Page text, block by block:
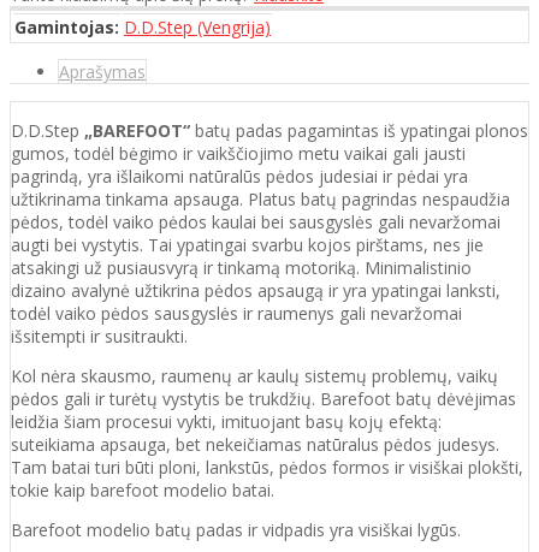
Gamintojas: D.D.Step (Vengrija)
Aprašymas
D.D.Step „BAREFOOT“ batų padas pagamintas iš ypatingai plonos
gumos, todėl bėgimo ir vaikščiojimo metu vaikai gali jausti
pagrindą, yra išlaikomi natūralūs pėdos judesiai ir pėdai yra
užtikrinama tinkama apsauga. Platus batų pagrindas nespaudžia
pėdos, todėl vaiko pėdos kaulai bei sausgyslės gali nevaržomai
augti bei vystytis. Tai ypatingai svarbu kojos pirštams, nes jie
atsakingi už pusiausvyrą ir tinkamą motoriką. Minimalistinio
dizaino avalynė užtikrina pėdos apsaugą ir yra ypatingai lanksti,
todėl vaiko pėdos sausgyslės ir raumenys gali nevaržomai
išsitempti ir susitraukti.
Kol nėra skausmo, raumenų ar kaulų sistemų problemų, vaikų
pėdos gali ir turėtų vystytis be trukdžių. Barefoot batų dėvėjimas
leidžia šiam procesui vykti, imituojant basų kojų efektą:
suteikiama apsauga, bet nekeičiamas natūralus pėdos judesys.
Tam batai turi būti ploni, lankstūs, pėdos formos ir visiškai plokšti,
tokie kaip barefoot modelio batai.
Barefoot modelio batų padas ir vidpadis yra visiškai lygūs.